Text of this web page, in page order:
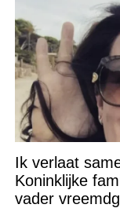
Ik verlaat
Koninklijke
vader